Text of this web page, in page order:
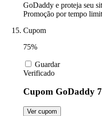
GoDaddy e proteja seu
Promoção por tempo
Cupom
75%
Guardar
Verificado
Cupom GoDaddy
Ver cupom